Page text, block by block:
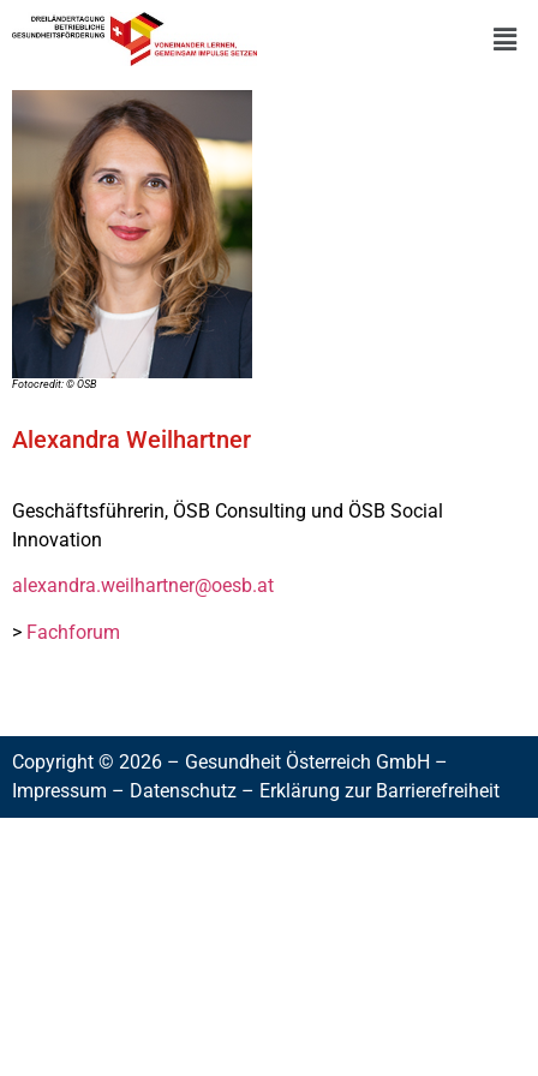
Fotocredit: © ÖSB
Alexandra Weilhartner
Geschäftsführerin, ÖSB Consulting und ÖSB Social
Innovation
alexandra.weilhartner@oesb.at
> Fachforum
Copyright © 2026 – Gesundheit Österreich GmbH –
Impressum – Datenschutz – Erklärung zur Barrierefreiheit